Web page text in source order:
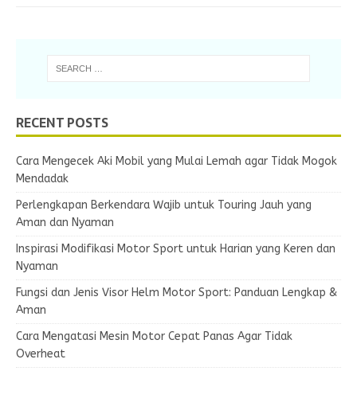
RECENT POSTS
Cara Mengecek Aki Mobil yang Mulai Lemah agar Tidak Mogok
Mendadak
Perlengkapan Berkendara Wajib untuk Touring Jauh yang
Aman dan Nyaman
Inspirasi Modifikasi Motor Sport untuk Harian yang Keren dan
Nyaman
Fungsi dan Jenis Visor Helm Motor Sport: Panduan Lengkap &
Aman
Cara Mengatasi Mesin Motor Cepat Panas Agar Tidak
Overheat